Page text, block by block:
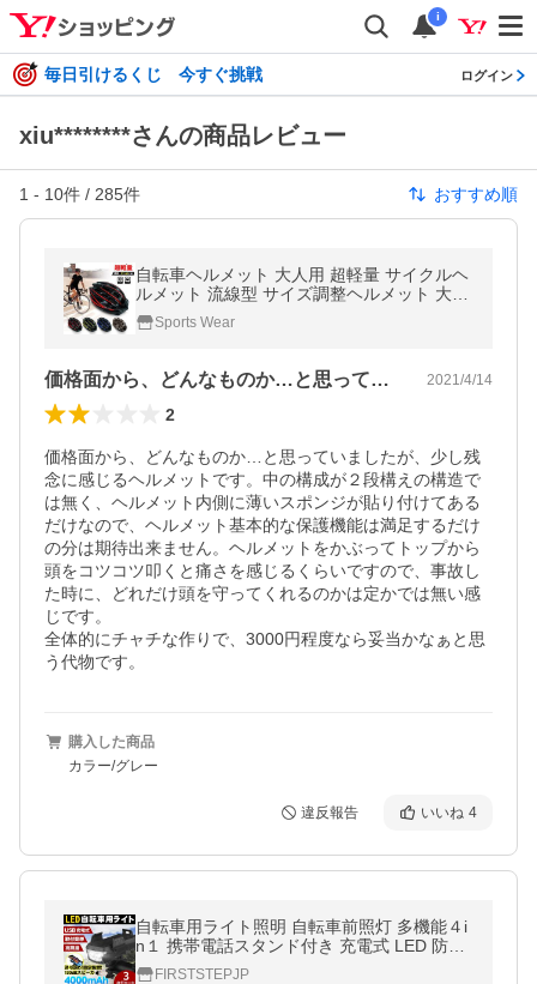
i
毎日引けるくじ 今すぐ挑戦 ログイン
xiu********さんの商品レビュー
1 - 10件 / 285件 おすすめ順
自転車ヘルメット 大人用 超軽量 サイクルヘ
ルメット 流線型 サイズ調整ヘルメット 大人
成人 自転車 通学 通勤 通気性良い おしゃれ
ロードバイク
Sports Wear
価格面から、どんなものか…と思っていま… 2021/4/14
2
価格面から、どんなものか…と思っていましたが、少し残
念に感じるヘルメットです。中の構成が２段構えの構造で
は無く、ヘルメット内側に薄いスポンジが貼り付けてある
だけなので、ヘルメット基本的な保護機能は満足するだけ
の分は期待出来ません。ヘルメットをかぶってトップから
頭をコツコツ叩くと痛さを感じるくらいですので、事故し
た時に、どれだけ頭を守ってくれるのかは定かでは無い感
じです。
全体的にチャチな作りで、3000円程度なら妥当かなぁと思
う代物です。
購入した商品
カラー/グレー
違反報告 いいね 4
自転車用ライト照明 自転車前照灯 多機能４i
n１ 携帯電話スタンド付き 充電式 LED 防水
便利 防盗スピーカー
FIRSTSTEPJP